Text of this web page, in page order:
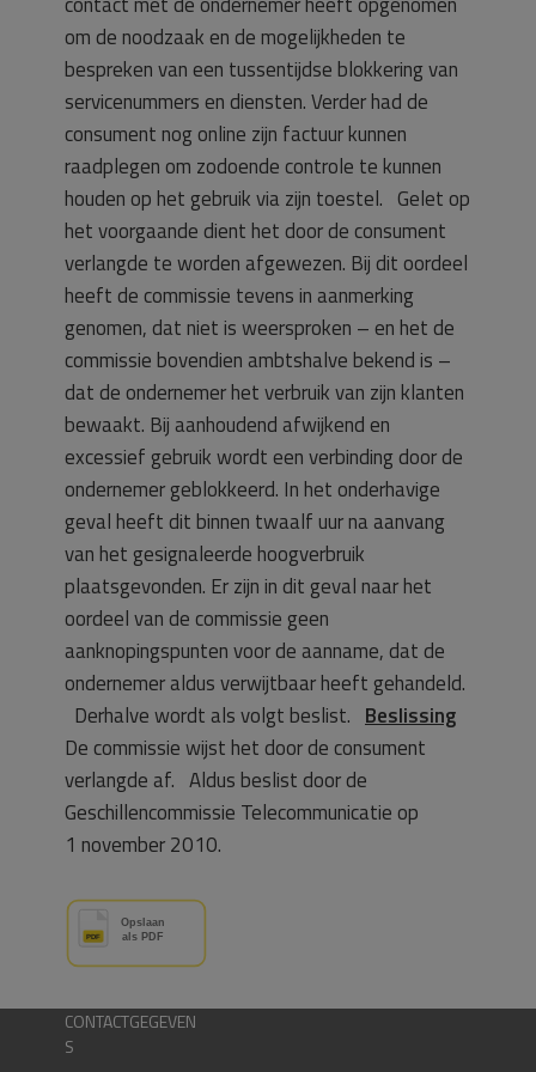
om de noodzaak en de mogelijkheden te
bespreken van een tussentijdse blokkering van
servicenummers en diensten. Verder had de
consument nog online zijn factuur kunnen
raadplegen om zodoende controle te kunnen
houden op het gebruik via zijn toestel. Gelet op
het voorgaande dient het door de consument
verlangde te worden afgewezen. Bij dit oordeel
heeft de commissie tevens in aanmerking
genomen, dat niet is weersproken – en het de
commissie bovendien ambtshalve bekend is –
dat de ondernemer het verbruik van zijn klanten
bewaakt. Bij aanhoudend afwijkend en
excessief gebruik wordt een verbinding door de
ondernemer geblokkeerd. In het onderhavige
geval heeft dit binnen twaalf uur na aanvang
van het gesignaleerde hoogverbruik
plaatsgevonden. Er zijn in dit geval naar het
oordeel van de commissie geen
aanknopingspunten voor de aanname, dat de
ondernemer aldus verwijtbaar heeft gehandeld.
Derhalve wordt als volgt beslist. Beslissing
De commissie wijst het door de consument
verlangde af. Aldus beslist door de
Geschillencommissie Telecommunicatie op
1 november 2010.
CONTACTGEGEVEN
S